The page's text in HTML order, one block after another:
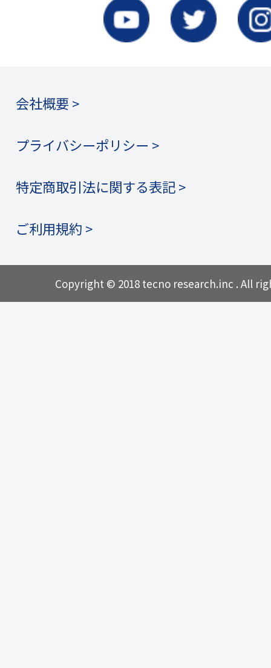
会社概要 >
プライバシーポリシー >
特定商取引法に関する表記 >
ご利用規約 >
Copyright © 2018 tecno research.inc . All